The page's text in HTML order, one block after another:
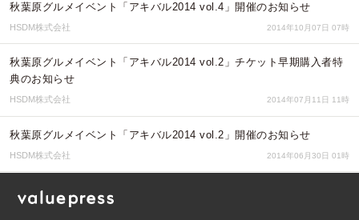
秋葉原グルメイベント「アキバル2014 vol.4」開催のお知らせ
HSDM株式会社 2014年10月07日 07時
秋葉原グルメイベント「アキバル2014 vol.2」チケット早期購入者特
典のお知らせ
HSDM株式会社 2014年07月11日 11時
秋葉原グルメイベント「アキバル2014 vol.2」開催のお知らせ
HSDM株式会社 2014年06月30日 01時